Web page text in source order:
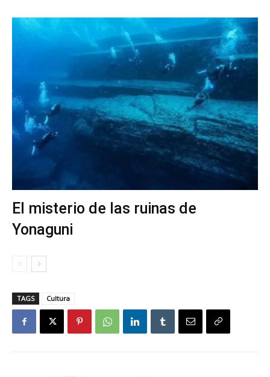
El misterio de las ruinas de
Yonaguni
TAGS Cultura